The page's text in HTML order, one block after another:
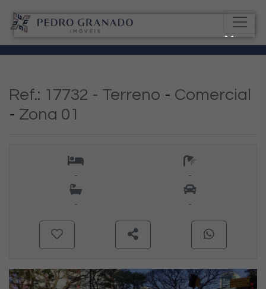
Ref.: 17732 - Terreno - Comercial
- Zona 01
- -
- -